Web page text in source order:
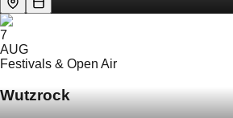
7
AUG
Festivals & Open Air
Wutzrock